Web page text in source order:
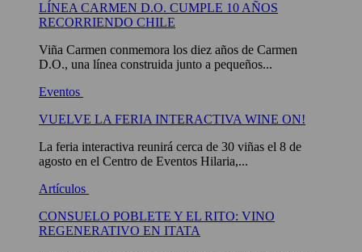
LÍNEA CARMEN D.O. CUMPLE 10 AÑOS
RECORRIENDO CHILE
Viña Carmen conmemora los diez años de Carmen
D.O., una línea construida junto a pequeños...
Eventos
VUELVE LA FERIA INTERACTIVA WINE ON!
La feria interactiva reunirá cerca de 30 viñas el 8 de
agosto en el Centro de Eventos Hilaria,...
Artículos
CONSUELO POBLETE Y EL RITO: VINO
REGENERATIVO EN ITATA